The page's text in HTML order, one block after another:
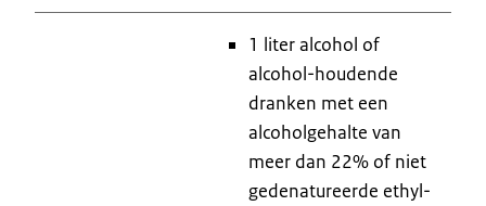
1 liter alcohol of
alcohol-houdende
dranken met een
alcoholgehalte van
meer dan 22% of niet
gedenatureerde ethyl-